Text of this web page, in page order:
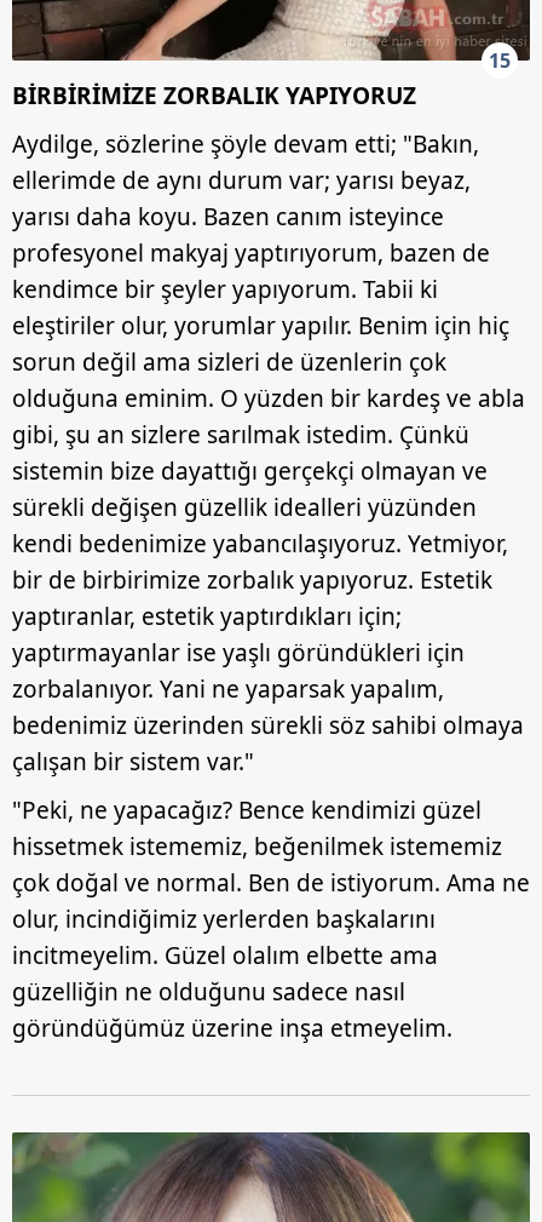
15
BİRBİRİMİZE ZORBALIK YAPIYORUZ
Aydilge, sözlerine şöyle devam etti; "Bakın,
ellerimde de aynı durum var; yarısı beyaz,
yarısı daha koyu. Bazen canım isteyince
profesyonel makyaj yaptırıyorum, bazen de
kendimce bir şeyler yapıyorum. Tabii ki
eleştiriler olur, yorumlar yapılır. Benim için hiç
sorun değil ama sizleri de üzenlerin çok
olduğuna eminim. O yüzden bir kardeş ve abla
gibi, şu an sizlere sarılmak istedim. Çünkü
sistemin bize dayattığı gerçekçi olmayan ve
sürekli değişen güzellik idealleri yüzünden
kendi bedenimize yabancılaşıyoruz. Yetmiyor,
bir de birbirimize zorbalık yapıyoruz. Estetik
yaptıranlar, estetik yaptırdıkları için;
yaptırmayanlar ise yaşlı göründükleri için
zorbalanıyor. Yani ne yaparsak yapalım,
bedenimiz üzerinden sürekli söz sahibi olmaya
çalışan bir sistem var."
"Peki, ne yapacağız? Bence kendimizi güzel
hissetmek istememiz, beğenilmek istememiz
çok doğal ve normal. Ben de istiyorum. Ama ne
olur, incindiğimiz yerlerden başkalarını
incitmeyelim. Güzel olalım elbette ama
güzelliğin ne olduğunu sadece nasıl
göründüğümüz üzerine inşa etmeyelim.